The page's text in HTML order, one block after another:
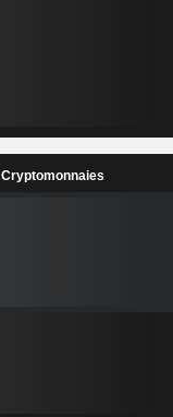
Cryptomonnaies